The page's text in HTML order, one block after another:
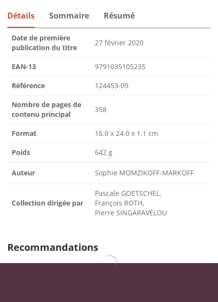
Détails Sommaire Résumé
Date de première
publication du titre
27 février 2020
EAN-13 9791035105235
Référence 124453-09
Nombre de pages de
contenu principal
358
Format 16.0 x 24.0 x 1.1 cm
Poids 642 g
Auteur Sophie MOMZIKOFF-MARKOFF
Collection dirigée par
Pascale GOETSCHEL,
François ROTH,
Pierre SINGARAVÉLOU
Recommandations